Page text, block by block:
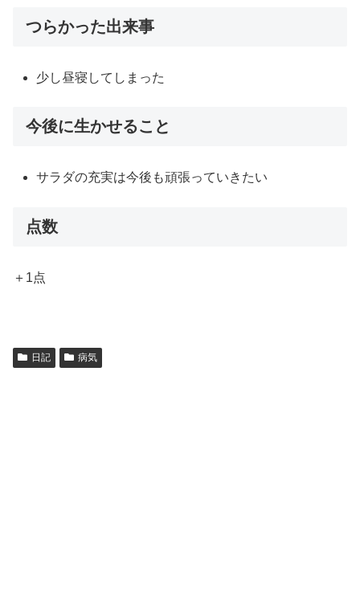
つらかった出来事
少し昼寝してしまった
今後に生かせること
サラダの充実は今後も頑張っていきたい
点数
＋1点
日記 病気